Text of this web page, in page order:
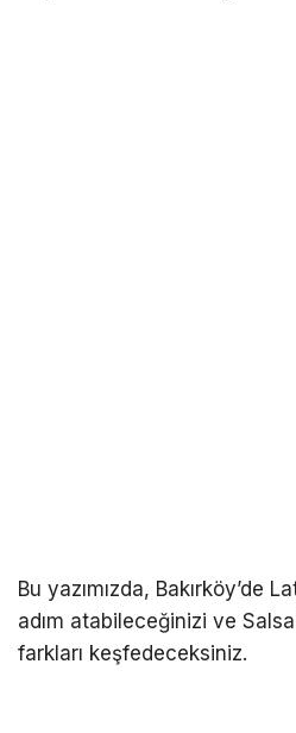
Bu yazımızda, Bakırköy’de
adım atabileceğinizi ve
farkları keşfedeceksiniz.